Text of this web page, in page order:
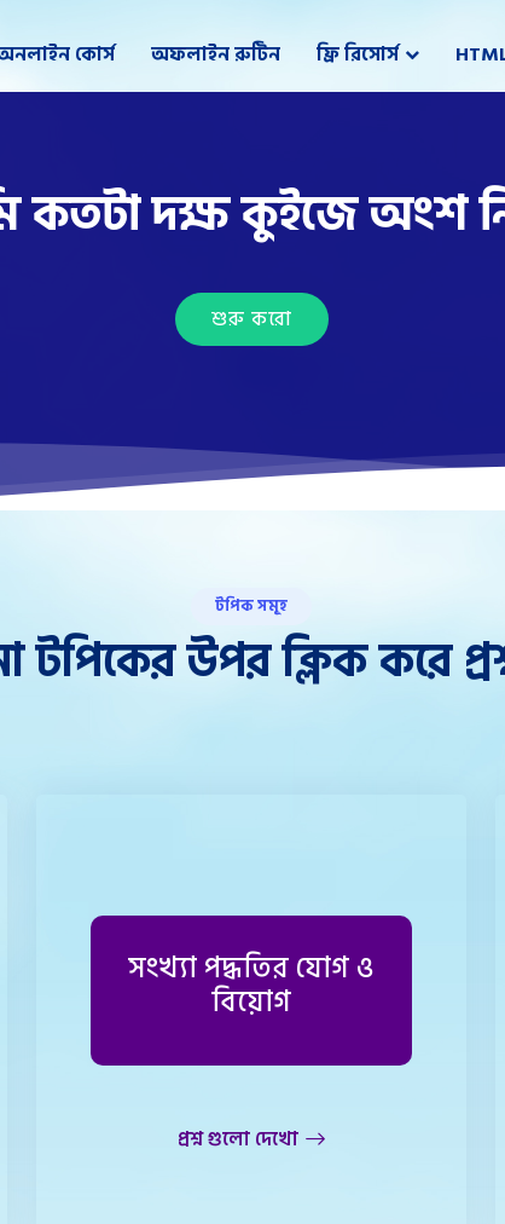
কোর্স অফলাইন রুটিন ফ্রি রিসোর্স
কতটা দক্ষ কুইজে অংশ
শুরু করো
টপিক সমূহ
টপিকের উপর ক্লিক করে
সংখ্যা পদ্ধতির যোগ ও
বিয়োগ
প্রশ্ন গুলো দেখো